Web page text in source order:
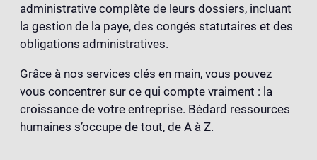
administrative complète de leurs dossiers, incluant
la gestion de la paye, des congés statutaires et des
obligations administratives.
Grâce à nos services clés en main, vous pouvez
vous concentrer sur ce qui compte vraiment : la
croissance de votre entreprise. Bédard ressources
humaines s’occupe de tout, de A à Z.